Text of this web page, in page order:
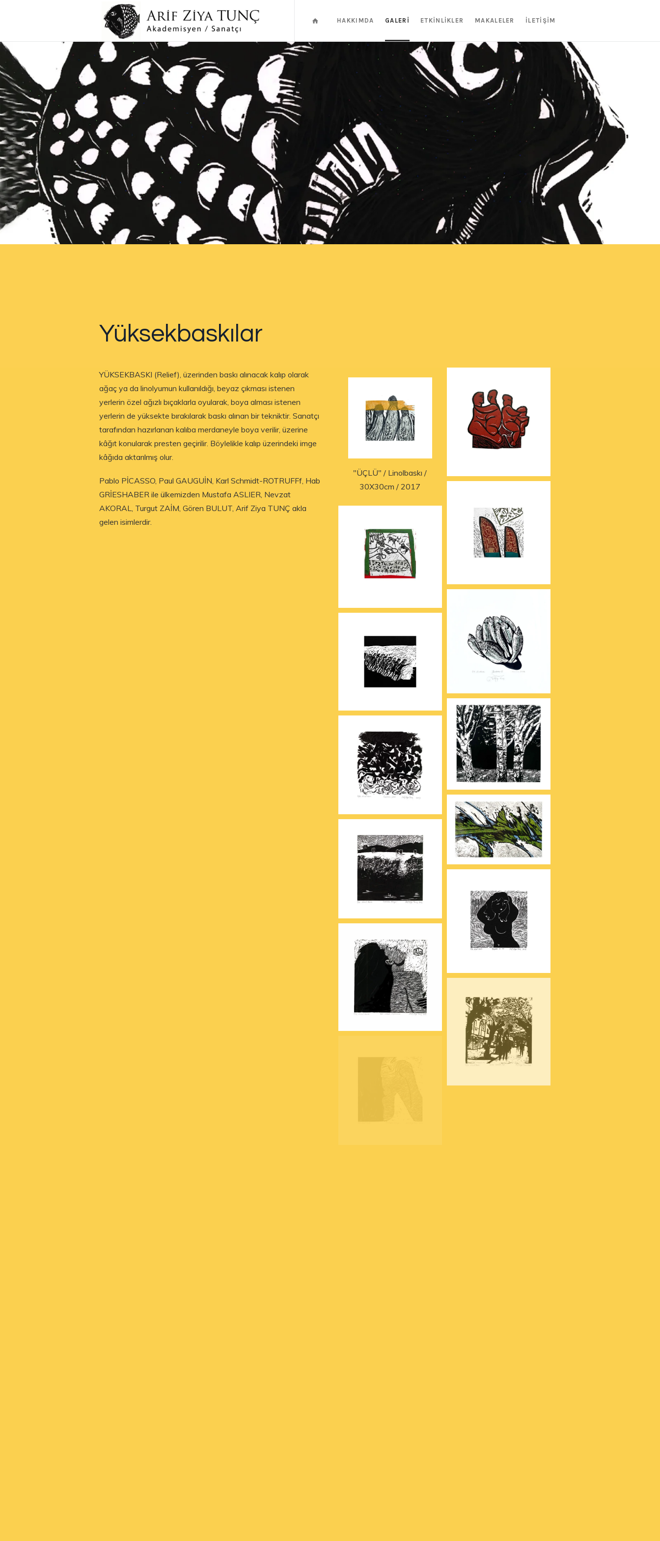
HAKKIMDA GALERI ETKINLIKLER MAKALELER İLETIŞIM
Yüksekbaskılar
YÜKSEKBASKI (Relief), üzerinden baskı alınacak kalıp olarak
ağaç ya da linolyumun kullanıldığı, beyaz çıkması istenen
yerlerin özel ağızlı bıçaklarla oyularak, boya alması istenen
yerlerin de yüksekte bırakılarak baskı alınan bir tekniktir. Sanatçı
tarafından hazırlanan kalıba merdaneyle boya verilir, üzerine
kâğıt konularak presten geçirilir. Böylelikle kalıp üzerindeki imge
kâğıda aktarılmış olur.
Pablo PİCASSO, Paul GAUGUİN, Karl Schmidt-ROTRUFFf, Hab
GRİESHABER ile ülkemizden Mustafa ASLIER, Nevzat
AKORAL, Turgut ZAİM, Gören BULUT, Arif Ziya TUNÇ akla
gelen isimlerdir.
"ÜÇLÜ" / Linolbaskı /
30X30cm / 2017